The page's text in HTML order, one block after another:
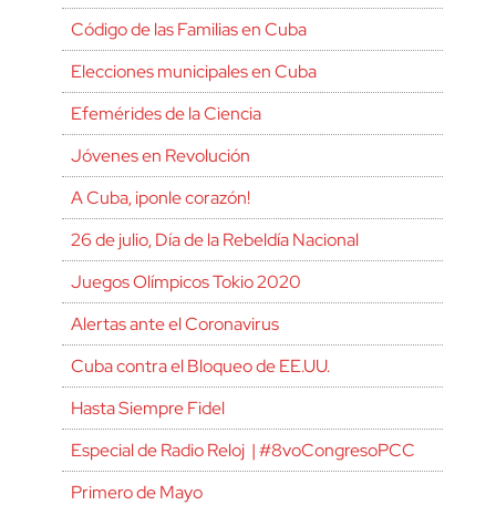
Código de las Familias en Cuba
Elecciones municipales en Cuba
Efemérides de la Ciencia
Jóvenes en Revolución
A Cuba, ¡ponle corazón!
26 de julio, Día de la Rebeldía Nacional
Juegos Olímpicos Tokio 2020
Alertas ante el Coronavirus
Cuba contra el Bloqueo de EE.UU.
Hasta Siempre Fidel
Especial de Radio Reloj | #8voCongresoPCC
Primero de Mayo